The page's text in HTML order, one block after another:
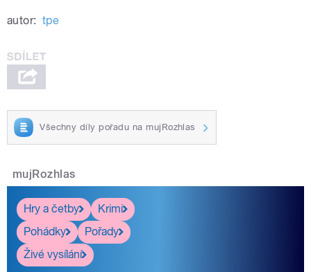
autor: tpe
Všechny díly pořadu na mujRozhlas
mujRozhlas
Hry a četby
Krimi
Pohádky
Pořady
Živé vysílání